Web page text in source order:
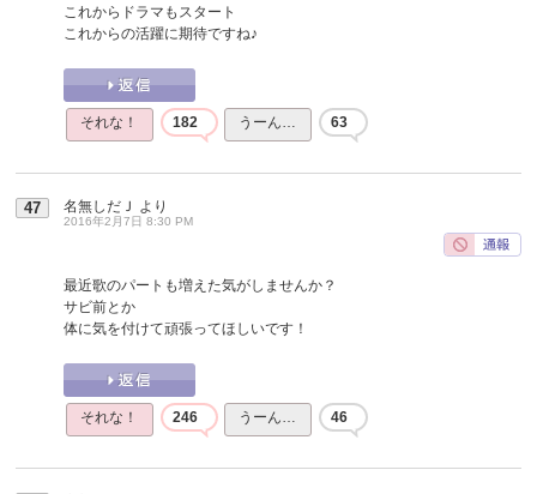
これからドラマもスタート
これからの活躍に期待ですね♪
それな！ 182 うーん… 63
47 名無しだＪ より
2016年2月7日 8:30 PM
最近歌のパートも増えた気がしませんか？
サビ前とか
体に気を付けて頑張ってほしいです！
それな！ 246 うーん… 46